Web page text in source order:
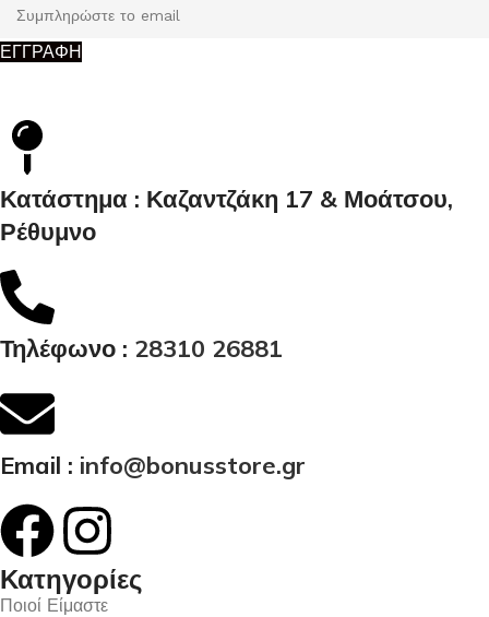
ΕΓΓΡΑΦΗ
Κατάστημα : Καζαντζάκη 17 & Μοάτσου,
Ρέθυμνο
Τηλέφωνο : 28310 26881
Email : info@bonusstore.gr
Κατηγορίες
Ποιοί Είμαστε